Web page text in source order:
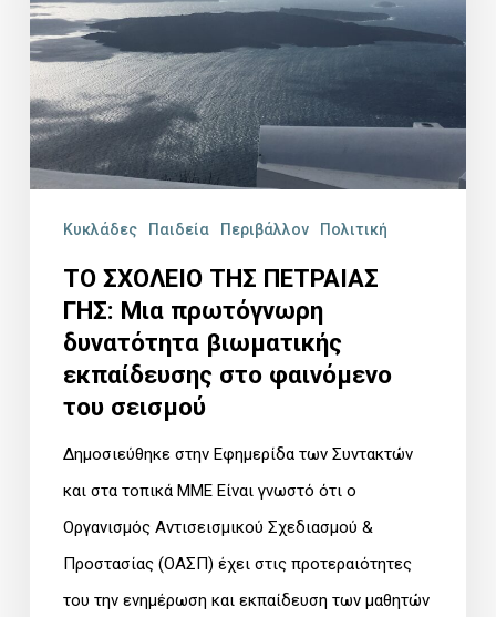
ΓΗΣ:
Μια
πρωτόγνωρη
δυνατότητα
βιωματικής
φαινόμενο
σεισμού
Κυκλάδες Παιδεία Περιβάλλον Πολιτική
ΤΟ ΣΧΟΛΕΙΟ ΤΗΣ ΠΕΤΡΑΙΑΣ
ΓΗΣ: Μια πρωτόγνωρη
δυνατότητα βιωματικής
εκπαίδευσης στο φαινόμενο
του σεισμού
Δημοσιεύθηκε στην Εφημερίδα των Συντακτών
και στα τοπικά ΜΜΕ Είναι γνωστό ότι ο
Οργανισμός Αντισεισμικού Σχεδιασμού &
Προστασίας (ΟΑΣΠ) έχει στις προτεραιότητες
του την ενημέρωση και εκπαίδευση των μαθητών